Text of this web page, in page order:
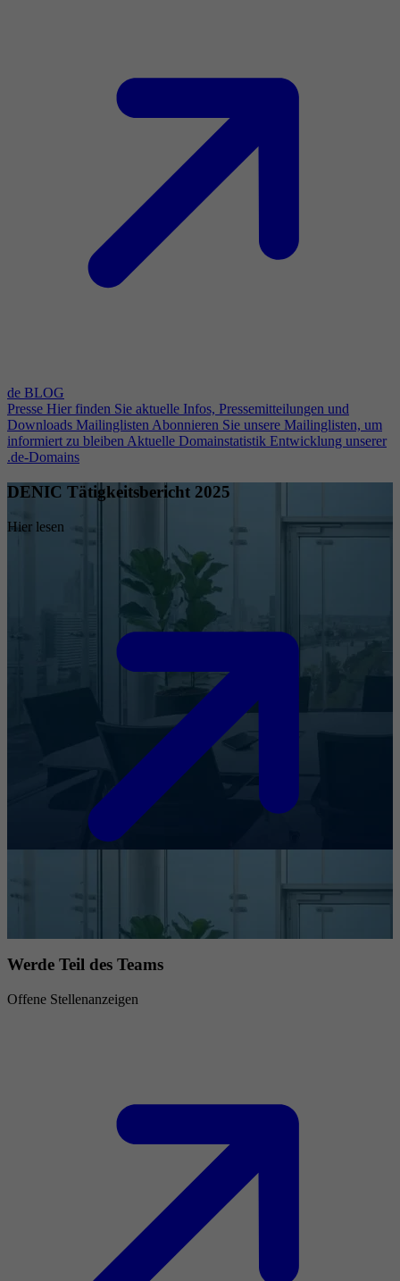
de BLOG
Presse Hier finden Sie aktuelle Infos, Pressemitteilungen und
Downloads Mailinglisten Abonnieren Sie unsere Mailinglisten, um
informiert zu bleiben Aktuelle Domainstatistik Entwicklung unserer
.de-Domains
DENIC Tätigkeitsbericht 2025
Hier lesen
Werde Teil des Teams
Offene Stellenanzeigen